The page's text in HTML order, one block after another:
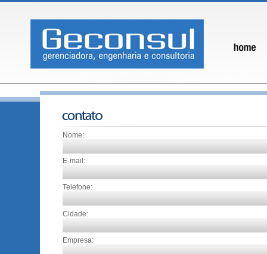
Nome:
E-mail:
Telefone:
Cidade:
Empresa: